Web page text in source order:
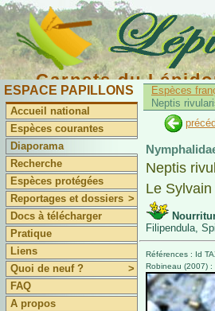
Carnets du
ESPACE PAPILLONS
Accueil national
Espèces courantes
Diaporama
Recherche
Espèces protégées
Reportages et dossiers >
Docs à télécharger
Pratique
Liens
Quoi de neuf ?
>
FAQ
A propos
Espèces
Neptis
Neptis
Le
Filipendula,
Références : Id
Robineau (2007) :